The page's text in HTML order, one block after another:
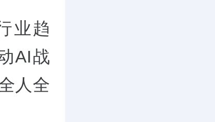
业趋
AI战
人全